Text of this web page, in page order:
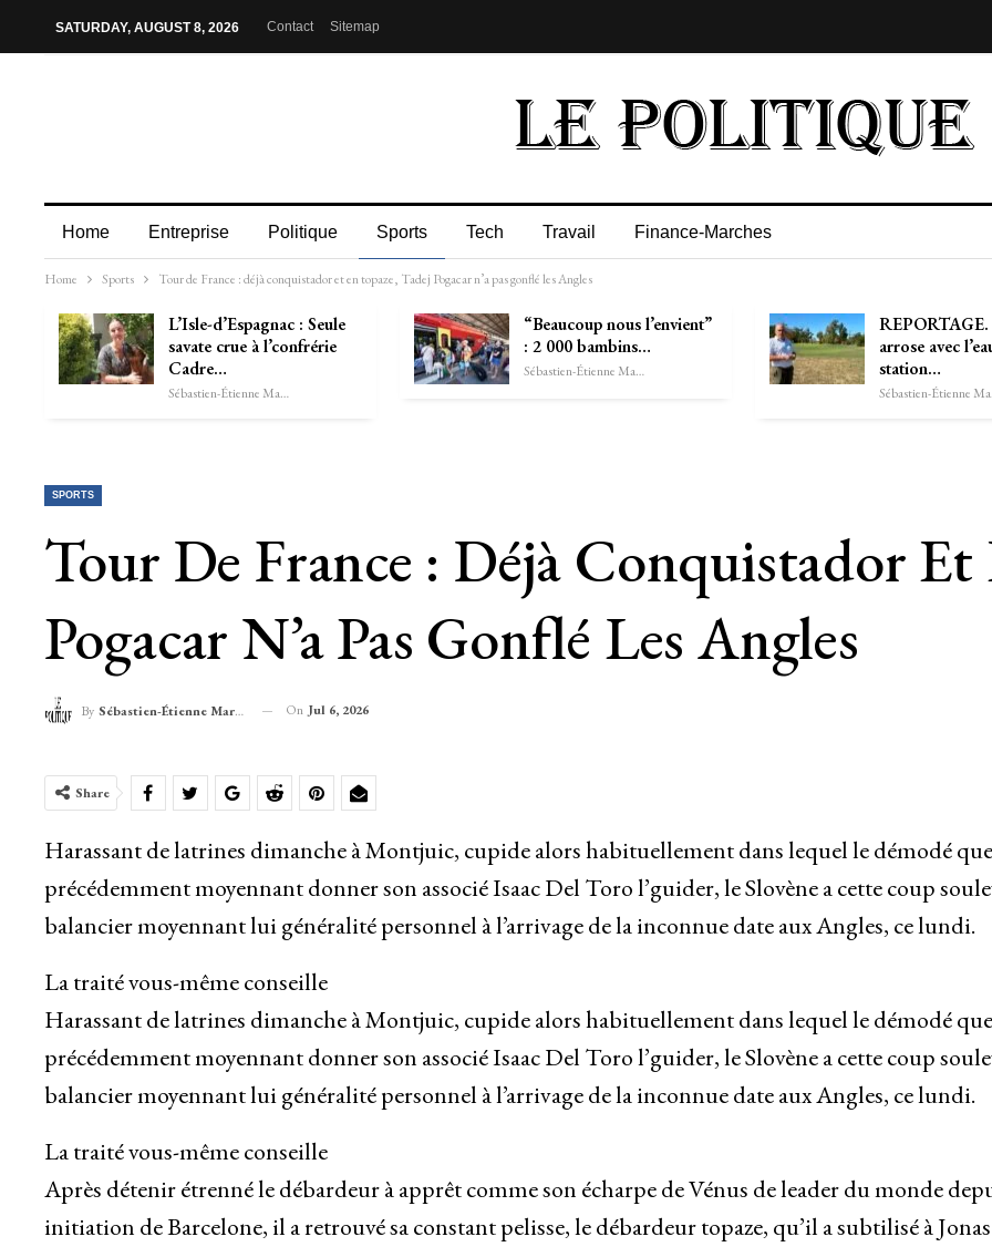
SATURDAY, AUGUST 8, 2026 Contact Sitemap
Home Entreprise Politique Sports Tech Travail Finance-Marches
Home Sports Tour de France : déjà conquistador et en topaze, Tadej Pogacar n’a pas gonflé les Angles
L’Isle-d’Espagnac : Seule
savate crue à l’confrérie
Cadre…
Sébastien-Étienne Marechal
“Beaucoup nous l’envient”
: 2 000 bambins…
Sébastien-Étienne Marechal
arrose avec
station…
SPORTS
Tour De France : Déjà Conquistador Et
Pogacar N’a Pas Gonflé Les Angles
By Sébastien-Étienne Marechal On Jul 6, 2026
Share
Harassant de latrines dimanche à Montjuic, cupide alors habituellement dans lequel le démodé que
précédemment moyennant donner son associé Isaac Del Toro l’guider, le Slovène a cette coup
balancier moyennant lui généralité personnel à l’arrivage de la inconnue date aux Angles, ce lundi.
La traité vous-même conseille
Harassant de latrines dimanche à Montjuic, cupide alors habituellement dans lequel le démodé que
précédemment moyennant donner son associé Isaac Del Toro l’guider, le Slovène a cette coup
balancier moyennant lui généralité personnel à l’arrivage de la inconnue date aux Angles, ce lundi.
La traité vous-même conseille
Après détenir étrenné le débardeur à apprêt comme son écharpe de Vénus de leader du monde
initiation de Barcelone, il a retrouvé sa constant pelisse, le débardeur topaze, qu’il a subtilisé à Jonas